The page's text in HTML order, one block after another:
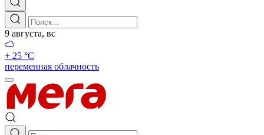
9 августа, вс
+ 25 °С
переменная облачность